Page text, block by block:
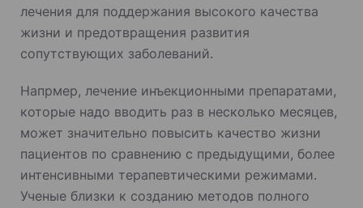
лечения для поддержания высокого качества
жизни и предотвращения развития
сопутствующих заболеваний.
Напрмер, лечение инъекционными препаратами,
которые надо вводить раз в несколько месяцев,
может значительно повысить качество жизни
пациентов по сравнению с предыдущими, более
интенсивными терапевтическими режимами.
Ученые близки к созданию методов полного